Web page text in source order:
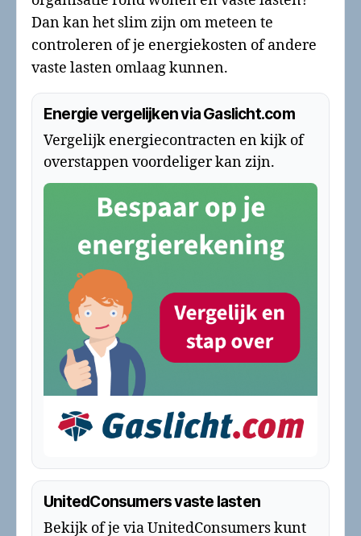
Dan kan het slim zijn om meteen te
controleren of je energiekosten of andere
vaste lasten omlaag kunnen.
Energie vergelijken via Gaslicht.com
Vergelijk energiecontracten en kijk of
overstappen voordeliger kan zijn.
UnitedConsumers vaste lasten
Bekijk of je via UnitedConsumers kunt